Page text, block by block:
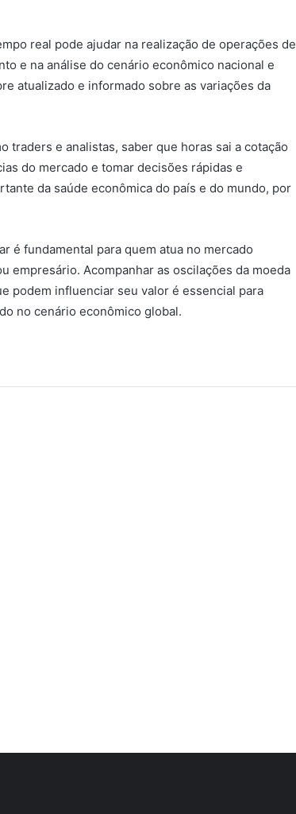
real pode ajudar na realização de operações de
e na análise do cenário econômico nacional e
atualizado e informado sobre as variações da
traders e analistas, saber que horas sai a cotação
do mercado e tomar decisões rápidas e
da saúde econômica do país e do mundo, por
é fundamental para quem atua no mercado
empresário. Acompanhar as oscilações da moeda
podem influenciar seu valor é essencial para
no cenário econômico global.